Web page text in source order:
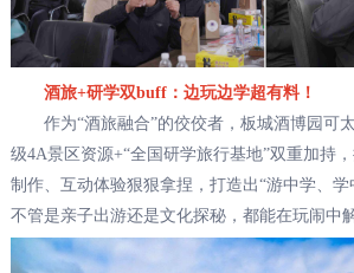
酒旅+研学双buff：边玩边学超有料！
作为“酒旅融合”的佼佼者，板城酒博园可
级4A景区资源+“全国研学旅行基地”双重加持
制作、互动体验狠狠拿捏，打造出“游中学、学
不管是亲子出游还是文化探秘，都能在玩闹中